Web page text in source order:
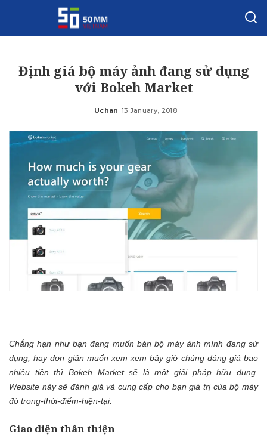
Định giá bộ máy ảnh đang sử dụng
với Bokeh Market
Posted
Uchan 13 January, 2018
Chẳng hạn như bạn đang muốn bán bộ máy ảnh mình đang sử
dụng, hay đơn giản muốn xem xem bây giờ chúng đáng giá bao
nhiêu tiền thì Bokeh Marketsẽ là một giải pháp hữu dụng.
Website này sẽ đánh giá và cung cấp cho bạn giá trị của bộ máy
đó trong-thời-điểm-hiện-tại.
Giao diện thân thiện